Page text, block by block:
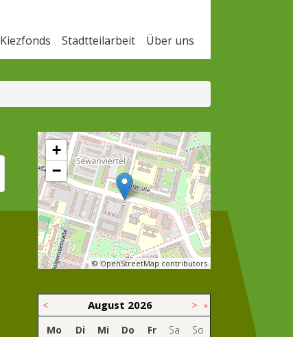
Kiezfonds Stadtteilarbeit Über uns
+
−
© OpenStreetMap contributors
< August 2026 > »
Mo Di Mi Do Fr Sa
So